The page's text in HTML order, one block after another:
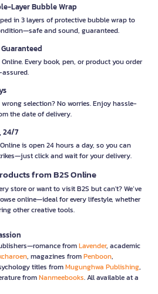
Layer Bubble Wrap
in 3 layers of protective bubble wrap to
and sound, guaranteed.
Every book, pen, or product you order
selection? No worries. Enjoy hassle-
the date of delivery.
24/7
is open 24 hours a day, so you can
click and wait for your delivery.
from B2S Online
store or want to visit B2S but can't? We’ve
online—ideal for every lifestyle, whether
other creative tools.
fromLavender, academic
, magazines fromPenboon,
titles fromMugunghwa Publishing,
fromNanmeebooks. All available at a